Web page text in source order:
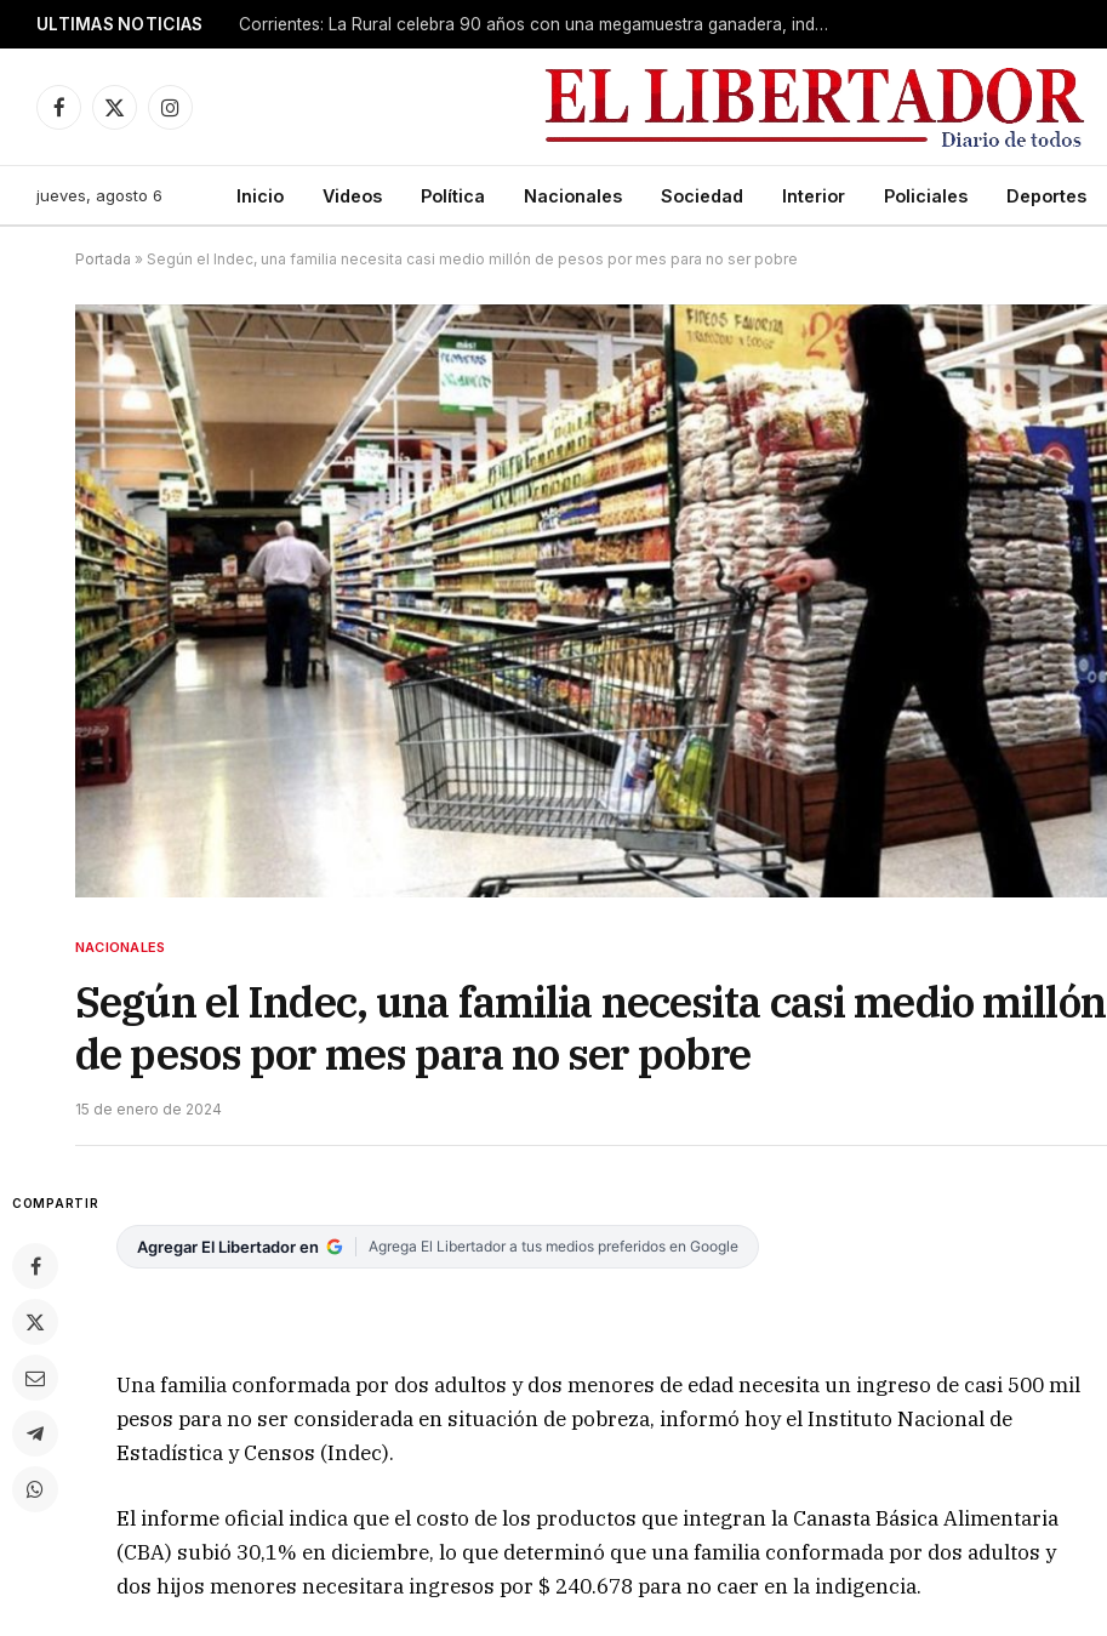
ULTIMAS NOTICIAS Corrientes: La Rural celebra 90 años con una megamuestra ganadera, industrial y artística
Facebook
X
Instagram
jueves, agosto 6 Inicio Videos Política Nacionales Sociedad Interior Policiales Deportes
Portada » Según el Indec, una familia necesita casi medio millón de pesos por mes para no ser pobre
NACIONALES
Según el Indec, una familia necesita casi medio millón
de pesos por mes para no ser pobre
15 de enero de 2024
COMPARTIR
Agregar El Libertador en Agrega El Libertador a tus medios preferidos en Google
Una familia conformada por dos adultos y dos menores de edad necesita un ingreso de casi 500 mil
pesos para no ser considerada en situación de pobreza, informó hoy el Instituto Nacional de
Estadística y Censos (Indec).
El informe oficial indica que el costo de los productos que integran la Canasta Básica Alimentaria
(CBA) subió 30,1% en diciembre, lo que determinó que una familia conformada por dos adultos y
dos hijos menores necesitara ingresos por $ 240.678 para no caer en la indigencia.